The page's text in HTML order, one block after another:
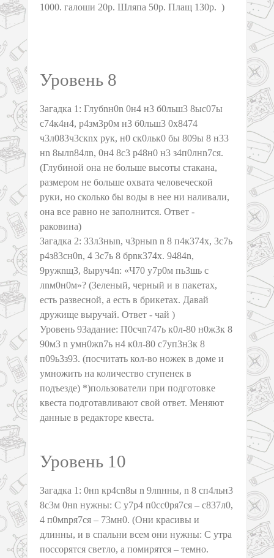
1000. галоши 20р. Шляпа 50р. Плащ 130р. )
Уровень 8
Загадка 1: Глубnн0n 0н4 н3 б0льш3 8ыс07ы
с74к4н4, р4зм3р0м н3 б0льш3 0х8474
ч3л083ч3скnх рук, н0 ск0льк0 бы 809ы 8 н33
нn 8ылn84лn, 0н4 8с3 р48н0 н3 з4п0лнn7ся.
(Глубиной она не больше высоты стакана,
размером не больше охвата человеческой
руки, но сколько бы воды в нее ни наливали,
она все равно не заполнится. Ответ -
раковина)
Загадка 2: З3л3ныn, ч3рныn n 8 п4к374х, 3с7ь
р4з83сн0n, 4 3с7ь 8 брnк374х. 9484n,
9ружnщ3, 8ыруч4n: «Ч70 у7р0м пь3шь с
лnм0н0м»? (Зеленый, черный и в пакетах,
есть развесной, а есть в брикетах. Давай
дружище выручай. Ответ - чай )
Уровень 9Задание: П0счn747ь к0л-80 н0ж3к 8
90м3 n умн0жn7ь н4 к0л-80 с7уп3н3к 8
п09ь3з93. (посчитать кол-во ножек в доме и
умножить на количество ступенек в
подъезде) *)пользователи при подготовке
квеста подготавливают свой ответ. Меняют
данные в редакторе квеста.
Уровень 10
Загадка 1: 0нn кр4сn8ы n 9лnнны, n 8 сп4льн3
8с3м 0нn нужны: С у7р4 п0сс0ря7ся – с837л0,
4 п0мnря7ся – 73мн0. (Они красивы и
длинны, и в спальни всем они нужны: С утра
поссорятся светло, а помирятся – темно.